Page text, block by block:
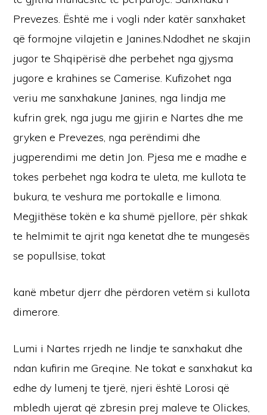
Prevezes. Është me i vogli nder katër sanxhaket
që formojne vilajetin e Janines.Ndodhet ne skajin
jugor te Shqipërisë dhe perbehet nga gjysma
jugore e krahines se Camerise. Kufizohet nga
veriu me sanxhakune Janines, nga lindja me
kufrin grek, nga jugu me gjirin e Nartes dhe me
gryken e Prevezes, nga perëndimi dhe
jugperendimi me detin Jon. Pjesa me e madhe e
tokes perbehet nga kodra te uleta, me kullota te
bukura, te veshura me portokalle e limona.
Megjithëse tokën e ka shumë pjellore, për shkak
te helmimit te ajrit nga kenetat dhe te mungesës
se popullsise, tokat
kanë mbetur djerr dhe përdoren vetëm si kullota
dimerore.
Lumi i Nartes rrjedh ne lindje te sanxhakut dhe
ndan kufirin me Greqine. Ne tokat e sanxhakut ka
edhe dy lumenj te tjerë, njeri është Lorosi që
mbledh ujerat që zbresin prej maleve te Olickes,